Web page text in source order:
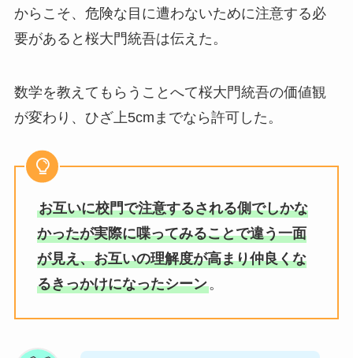
からこそ、危険な目に遭わないために注意する必
要があると桜大門統吾は伝えた。
数学を教えてもらうことへて桜大門統吾の価値観
が変わり、ひざ上5cmまでなら許可した。
お互いに校門で注意するされる側でしかな
かったが実際に喋ってみることで違う一面
が見え、お互いの理解度が高まり仲良くな
るきっかけになったシーン。